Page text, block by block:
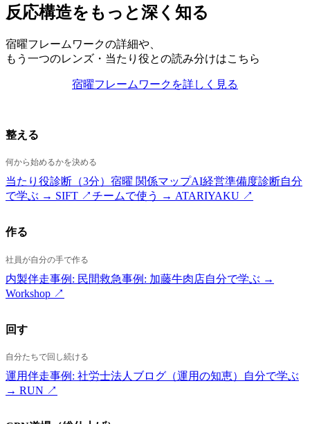
反応構造をもっと深く知る
宿曜フレームワークの詳細や、
もう一つのレンズ・当たり役との読み分けはこちら
宿曜フレームワークを詳しく見る
整える
何から始めるかを決める
当たり役診断（3分） 宿曜 関係マップAI経営準備度診断自分
で学ぶ → SIFT ↗チームで使う → ATARIYAKU ↗
作る
社員が自分の手で作る
内製伴走事例: 民間救急事例: 加藤牛肉店自分で学ぶ →
Workshop ↗
回す
自分たちで回し続ける
運用伴走事例: 社労士法人 ブログ（運用の知恵）
自分で学ぶ
→ RUN ↗